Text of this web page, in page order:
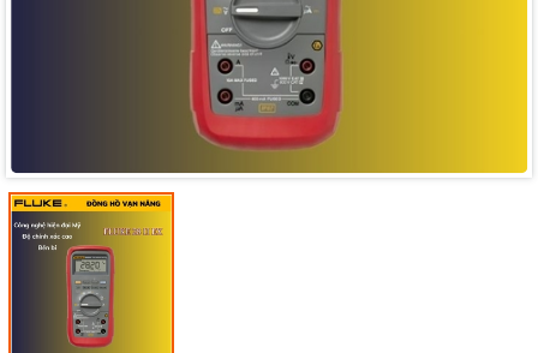
Mã giảm giá:
Ngày hết hạn:
Điều kiện: